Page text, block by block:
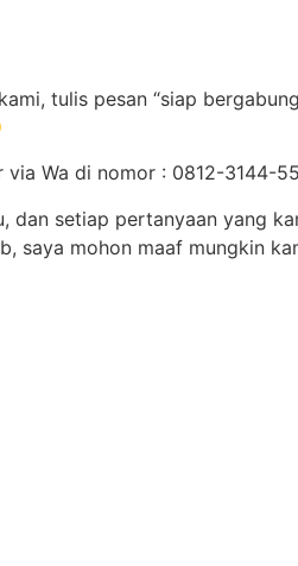
tulis pesan “siap
Wa di nomor : 0812-3144-
dan setiap pertanyaan yang
saya mohon maaf mungkin